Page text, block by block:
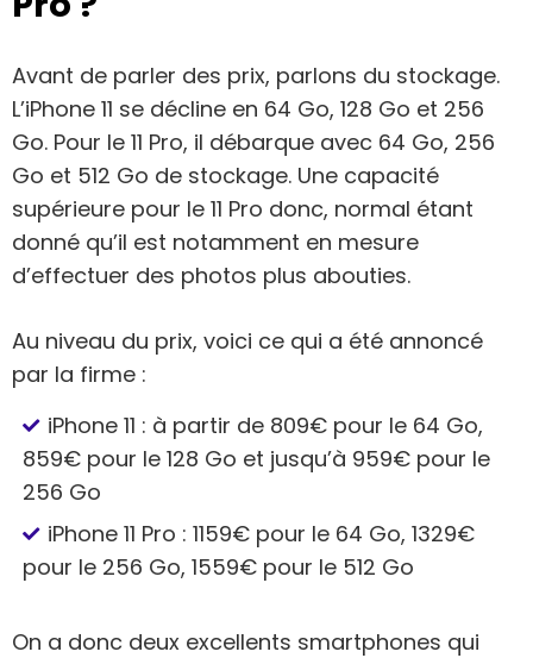
Avant de parler des prix, parlons du stockage.
L’iPhone 11 se décline en 64 Go, 128 Go et 256
Go. Pour le 11 Pro, il débarque avec 64 Go, 256
Go et 512 Go de stockage. Une capacité
supérieure pour le 11 Pro donc, normal étant
donné qu’il est notamment en mesure
d’effectuer des photos plus abouties.
Au niveau du prix, voici ce qui a été annoncé
par la firme :
iPhone 11 : à partir de 809€ pour le 64 Go,
859€ pour le 128 Go et jusqu’à 959€ pour le
256 Go
iPhone 11 Pro : 1159€ pour le 64 Go, 1329€
pour le 256 Go, 1559€ pour le 512 Go
On a donc deux excellents smartphones qui